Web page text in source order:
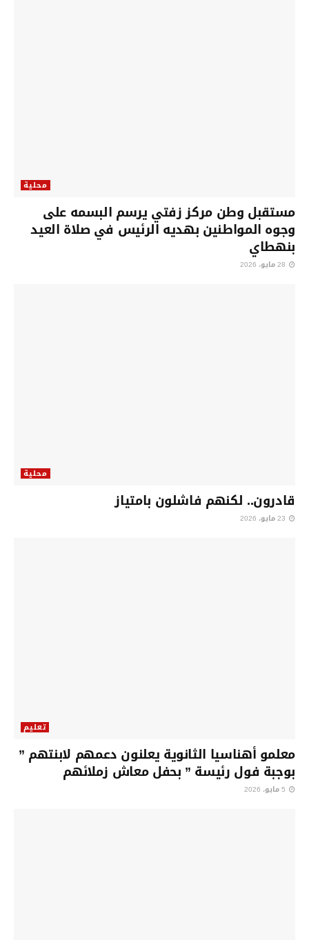
محلية
مستقبل وطن مركز زفتي يرسم البسمه على
وجوه المواطنين بهديه الرئيس في صلاة العيد
بنهطاي
محلية
قادرون.. لكنهم فاشلون بامتياز
تعليم
معلمو أهناسيا الثانوية يعلنون دعمهم لابنتهم ”
بوجبة فول رئيسة ” بحفل معاش زملائهم